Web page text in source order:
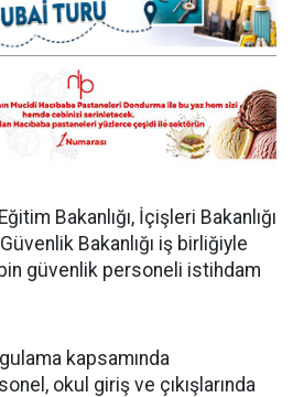
Bakanlığı, İçişleri Bakanlığı
Bakanlığı iş birliğiyle
güvenlik personeli istihdam
kapsamında
okul giriş ve çıkışlarında